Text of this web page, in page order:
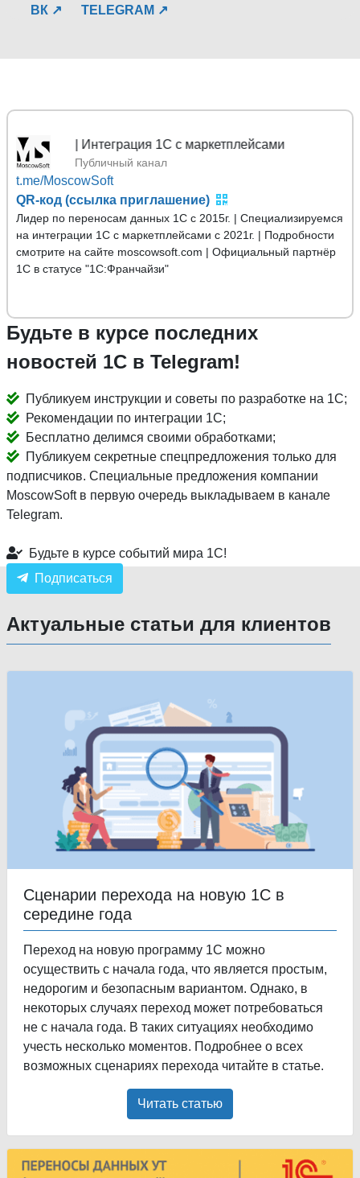
ВК ↗ TELEGRAM ↗
Публичный канал
t.me/MoscowSoft
QR-код (ссылка приглашение)
Лидер по переносам данных 1С с 2015г. | Специализируемся
на интеграции 1С с маркетплейсами с 2021г. | Подробности
смотрите на сайте moscowsoft.com | Официальный партнёр
1С в статусе "1С:Франчайзи"
Будьте в курсе последних
новостей 1С в Telegram!
Публикуем инструкции и советы по разработке на 1С;
Рекомендации по интеграции 1С;
Бесплатно делимся своими обработками;
Публикуем секретные спецпредложения только для
подписчиков. Специальные предложения компании
MoscowSoft в первую очередь выкладываем в канале
Telegram.
Будьте в курсе событий мира 1С!
Подписаться
Актуальные статьи для клиентов
Сценарии перехода на новую 1С в
середине года
Переход на новую программу 1С можно
осуществить с начала года, что является простым,
недорогим и безопасным вариантом. Однако, в
некоторых случаях переход может потребоваться
не с начала года. В таких ситуациях необходимо
учесть несколько моментов. Подробнее о всех
возможных сценариях перехода читайте в статье.
Читать статью